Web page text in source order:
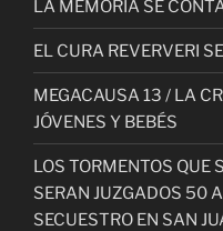
LA MEMORIA SE
EL CURA REVERVERI
MEGACAUSA 13 / LA
JÓVENES Y BEBÉS
LOS TORMENTOS QUE
SERAN JUZGADOS 50
SECUESTRO EN SAN